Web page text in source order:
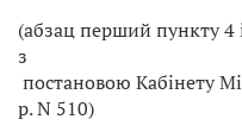
(абзац перший пункту 4
з
постановою Кабінету
р. N 510)